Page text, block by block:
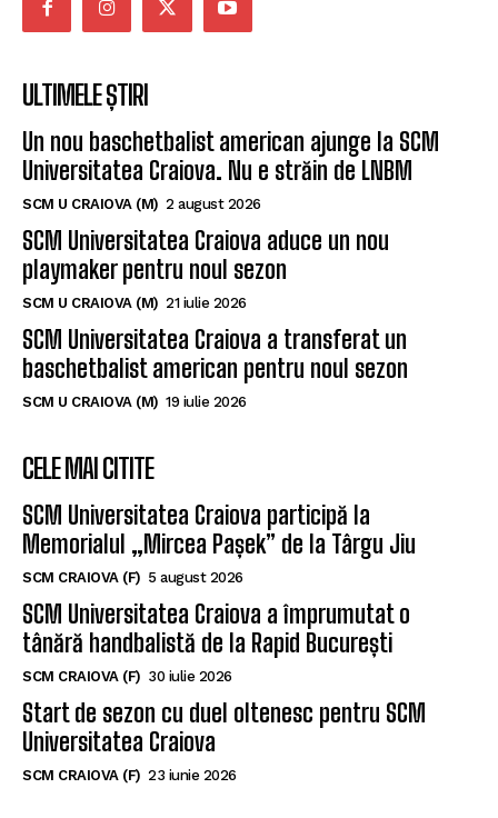
ULTIMELE ȘTIRI
Un nou baschetbalist american ajunge la SCM
Universitatea Craiova. Nu e străin de LNBM
SCM U CRAIOVA (M) 2 august 2026
SCM Universitatea Craiova aduce un nou
playmaker pentru noul sezon
SCM U CRAIOVA (M) 21 iulie 2026
SCM Universitatea Craiova a transferat un
baschetbalist american pentru noul sezon
SCM U CRAIOVA (M) 19 iulie 2026
CELE MAI CITITE
SCM Universitatea Craiova participă la
Memorialul „Mircea Pașek” de la Târgu Jiu
SCM CRAIOVA (F) 5 august 2026
SCM Universitatea Craiova a împrumutat o
tânără handbalistă de la Rapid București
SCM CRAIOVA (F) 30 iulie 2026
Start de sezon cu duel oltenesc pentru SCM
Universitatea Craiova
SCM CRAIOVA (F) 23 iunie 2026